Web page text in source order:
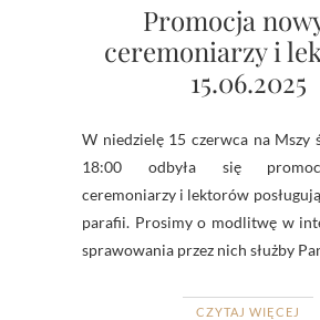
Promocja
ceremoniarzy i
15.06.2025
W niedzielę 15 czerwca na Mszy św. o godzinie
18:00 odbyła się
ceremoniarzy i lektorów
parafii. Prosimy o modlitwę w
sprawowania przez nich służby
CZYTAJ WIĘCEJ